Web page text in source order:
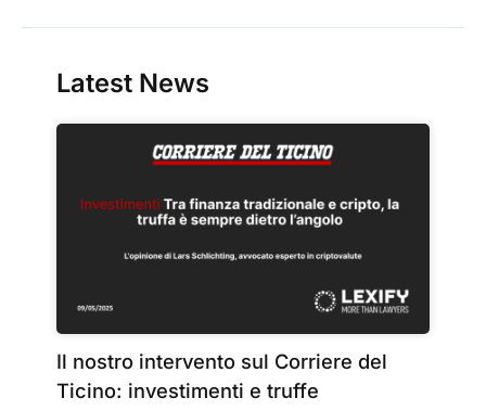
Latest News
Il nostro intervento sul Corriere del
Ticino: investimenti e truffe